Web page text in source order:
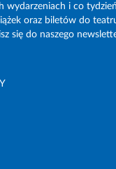
wydarzeniach i co
oraz biletów do
się do naszego